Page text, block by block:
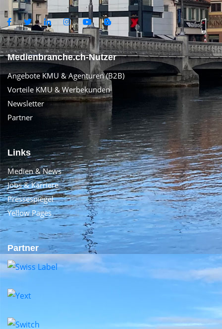
Medienbranche.ch-Nutzer
Angebote KMU & Agenturen (B2B)
Vorteile KMU & Werbekunden
Newsletter
Partner
Links
Medien & News
Jobs & Karriere
Pressespiegel
Yellow Pages
Partner